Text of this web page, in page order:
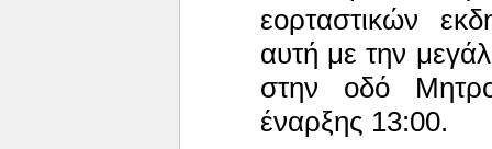
εορταστικών
αυτή με την
στην οδό
έναρξης 13:00.